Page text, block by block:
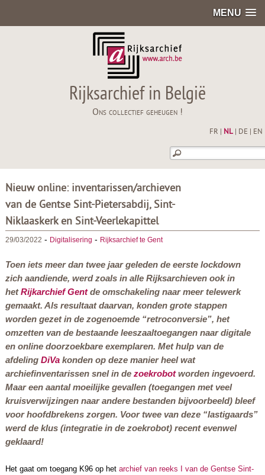
MENU
Rijksarchief in België
Ons collectief geheugen !
FR NL| DE EN
Nieuw online: inventarissen/archieven
van de Gentse Sint-Pietersabdij, Sint-
Niklaaskerk en Sint-Veerlekapittel
29/03/2022 - Digitalisering - Rijksarchief te Gent
Toen iets meer dan twee jaar geleden de eerste lockdown
zich aandiende, werd zoals in alle Rijksarchieven ook in
hetRijkarchief Gentde omschakeling naar meer telewerk
gemaakt. Als resultaat daarvan, konden grote stappen
worden gezet in de zogenoemde “retroconversie”, het
omzetten van de bestaande leeszaaltoegangen naar digitale
en online doorzoekbare exemplaren. Met hulp van de
afdeling DiVakonden op deze manier heel wat
archiefinventarissen snel in de zoekrobotworden ingevoerd.
Maar een aantal moeilijke gevallen (toegangen met veel
kruisverwijzingen naar andere bestanden bijvoorbeeld) bleef
voor hoofdbrekens zorgen. Voor twee van deze “lastigaards”
werd de klus (integratie in de zoekrobot) recent evenwel
geklaard!
Het gaat om toegang K96 op het archief van reeks I van de Gentse Sint-